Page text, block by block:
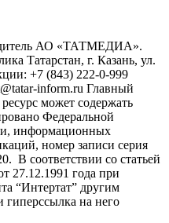
АО «ТАТМЕДИА».
Татарстан, г. Казань, ул.
+7 (843) 222-0-999
inform.ru Главный
может содержать
Федеральной
информационных
номер записи серия
В соответствии со статьей
27.12.1991 года при
“Интертат” другим
гиперссылка на него